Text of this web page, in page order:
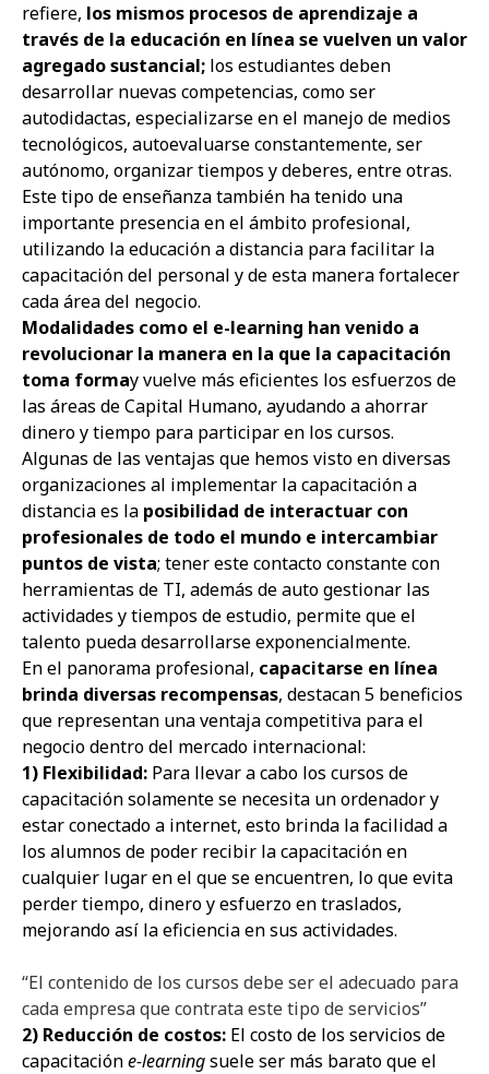
refiere, los mismos procesos de aprendizaje a
través de la educación en línea se vuelven un valor
agregado sustancial; los estudiantes deben
desarrollar nuevas competencias, como ser
autodidactas, especializarse en el manejo de medios
tecnológicos, autoevaluarse constantemente, ser
autónomo, organizar tiempos y deberes, entre otras.
Este tipo de enseñanza también ha tenido una
importante presencia en el ámbito profesional,
utilizando la educación a distancia para facilitar la
capacitación del personal y de esta manera fortalecer
cada área del negocio.
Modalidades como el e-learning han venido a
revolucionar la manera en la que la capacitación
toma formay vuelve más eficientes los esfuerzos de
las áreas de Capital Humano, ayudando a ahorrar
dinero y tiempo para participar en los cursos.
Algunas de las ventajas que hemos visto en diversas
organizaciones al implementar la capacitación a
distanciaes la posibilidad de interactuar con
profesionales de todo el mundo e intercambiar
puntos de vista; tener este contacto constante con
herramientas de TI, además de auto gestionar las
actividades y tiempos de estudio, permite que el
talento pueda desarrollarse exponencialmente.
En el panorama profesional, capacitarse en línea
brinda diversas recompensas, destacan5 beneficios
que representan una ventaja competitiva para el
negocio dentro del mercado internacional:
1) Flexibilidad: Para llevar a cabo los cursos de
capacitación solamente se necesita un ordenador y
estar conectado a internet, esto brinda la facilidad a
los alumnos de poder recibir la capacitación en
cualquier lugar en el que se encuentren, lo que evita
perder tiempo, dinero y esfuerzo en traslados,
mejorando así la eficiencia en sus actividades.
“El contenido de los cursos debe ser el adecuado para
cada empresa que contrata este tipo de servicios”
2) Reducción de costos: El costo de los servicios de
capacitacióne-learningsuele ser más barato que el